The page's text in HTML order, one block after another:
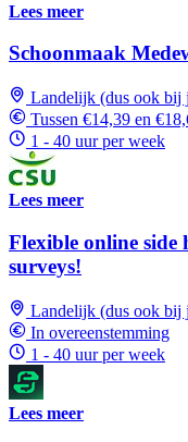
Lees meer
Schoonmaak
Landelijk (dus ook bij
Tussen €14,39 en
1 - 40 uur per week
Lees meer
Flexible online side
surveys!
Landelijk (dus ook bij
In overeenstemming
1 - 40 uur per week
Lees meer